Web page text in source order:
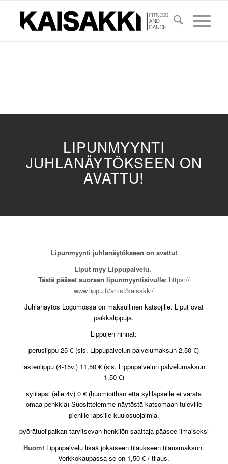
LIPUNMYYNTI
JUHLANÄYTÖKSEEN ON
AVATTU!
Lipunmyynti juhlanäytökseen on avattu!
Liput myy Lippupalvelu.
Tästä pääset suoraan lipunmyyntisivulle: https://
www.lippu.fi/artist/kaisakki/
Juhlanäytös Logomossa on maksullinen katsojille. Liput ovat
paikkalippuja.
Lippujen hinnat:
peruslippu 25 € (sis. Lippupalvelun palvelumaksun 2,50 €)
lastenlippu (4-15v.) 11,50 € (sis. Lippupalvelun palvelumaksun
1,50 €)
sylilapsi (alle 4v) 0 € (huomioithan että sylilapselle ei varata
omaa penkkiä) Suosittelemme näytöstä katsomaan tuleville
pienille lapsille kuulosuojaimia.
pyörätuolipaikan tarvitsevan henkilön saattaja pääsee ilmaiseksi
Huom! Lippupalvelu lisää jokaiseen tilaukseen tilausmaksun.
Verkkokaupassa se on 1,50 € / tilaus.